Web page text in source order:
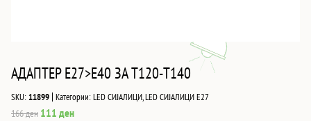
АДАПТЕР E27>E40 ЗА T120-T140
SKU:11899 | Категории:LED СИЈАЛИЦИ,LED СИЈАЛИЦИ Е27
166ден Original
111 денCurrent